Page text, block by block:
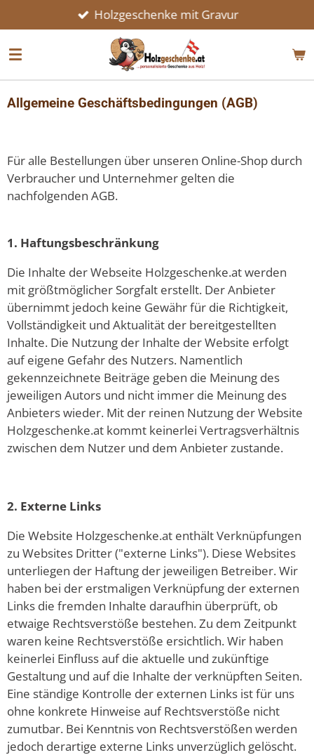
Hauptinhalt
springen
Holzgeschenke mit Gravur
Allgemeine Geschäftsbedingungen (AGB)
Für alle Bestellungen über unseren Online-Shop durch
Verbraucher und Unternehmer gelten die
nachfolgenden AGB.
1. Haftungsbeschränkung
Die Inhalte der Webseite Holzgeschenke.at werden
mit größtmöglicher Sorgfalt erstellt. Der Anbieter
übernimmt jedoch keine Gewähr für die Richtigkeit,
Vollständigkeit und Aktualität der bereitgestellten
Inhalte. Die Nutzung der Inhalte der Website erfolgt
auf eigene Gefahr des Nutzers. Namentlich
gekennzeichnete Beiträge geben die Meinung des
jeweiligen Autors und nicht immer die Meinung des
Anbieters wieder. Mit der reinen Nutzung der Website
Holzgeschenke.at kommt keinerlei Vertragsverhältnis
zwischen dem Nutzer und dem Anbieter zustande.
2. Externe Links
Die Website Holzgeschenke.at enthält Verknüpfungen
zu Websites Dritter ("externe Links"). Diese Websites
unterliegen der Haftung der jeweiligen Betreiber. Wir
haben bei der erstmaligen Verknüpfung der externen
Links die fremden Inhalte daraufhin überprüft, ob
etwaige Rechtsverstöße bestehen. Zu dem Zeitpunkt
waren keine Rechtsverstöße ersichtlich. Wir haben
keinerlei Einfluss auf die aktuelle und zukünftige
Gestaltung und auf die Inhalte der verknüpften Seiten.
Eine ständige Kontrolle der externen Links ist für uns
ohne konkrete Hinweise auf Rechtsverstöße nicht
zumutbar. Bei Kenntnis von Rechtsverstößen werden
jedoch derartige externe Links unverzüglich gelöscht.